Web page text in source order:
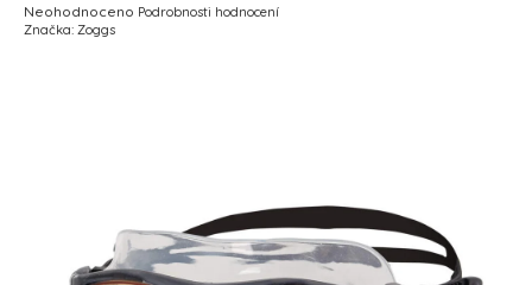
Průměrné hodnocení produktu je 0,0 z 5 hvězdiček.
Neohodnoceno Podrobnosti hodnocení
Značka: Zoggs